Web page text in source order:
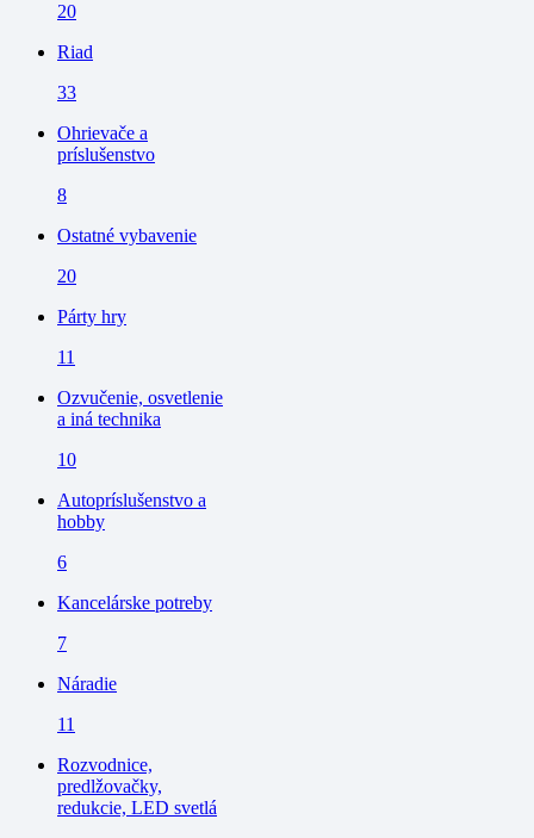
20
Riad
33
Ohrievače a
príslušenstvo
8
Ostatné vybavenie
20
Párty hry
11
Ozvučenie, osvetlenie
a iná technika
10
Autopríslušenstvo a
hobby
6
Kancelárske potreby
7
Náradie
11
Rozvodnice,
predlžovačky,
redukcie, LED svetlá